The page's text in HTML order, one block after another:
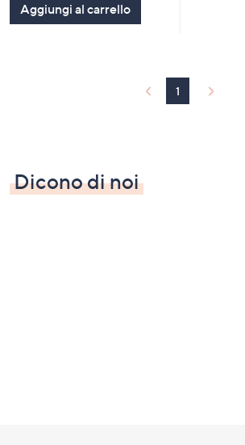
Aggiungi al carrello
1
Dicono di noi